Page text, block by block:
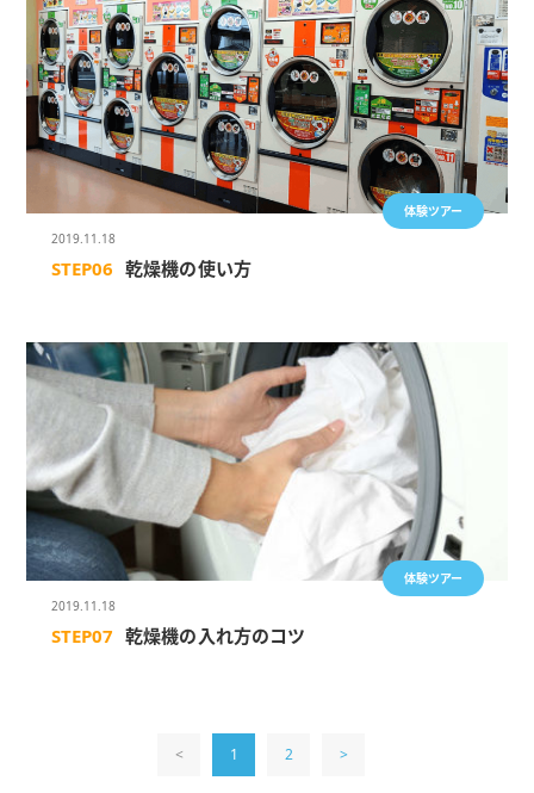
体験ツアー
2019.11.18
STEP06 乾燥機の使い方
体験ツアー
2019.11.18
STEP07 乾燥機の入れ方のコツ
< 1 2 >